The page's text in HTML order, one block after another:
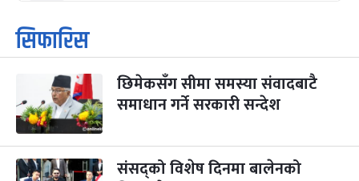
१
आइत
कार्तिक सङ्क्रान्ति
कार्तिक १, २०८३
३
मंगल
महानवमी
कार्तिक ३, २०८३-Oct 20, 2026
२ महिना बाँकी
४
बुध कार्तिक ४, २०८३ Oct 21, 2026
सिफारिस
छिमेकसँग सीमा समस्या संवादबाटै
समाधान गर्ने सरकारी सन्देश
संसद्को विशेष दिनमा बालेनको